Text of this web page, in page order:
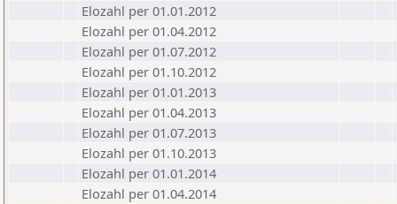
Elozahl per 01.01.2012
Elozahl per 01.04.2012
Elozahl per 01.07.2012
Elozahl per 01.10.2012
Elozahl per 01.01.2013
Elozahl per 01.04.2013
Elozahl per 01.07.2013
Elozahl per 01.10.2013
Elozahl per 01.01.2014
Elozahl per 01.04.2014